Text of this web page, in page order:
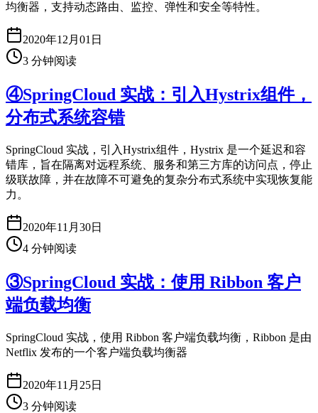
均衡器，支持动态路由、监控、弹性和安全等特性。
2020年12月01日
3 分钟阅读
④SpringCloud 实战：引入Hystrix组件，
分布式系统容错
SpringCloud 实战，引入Hystrix组件，Hystrix 是一个延迟和容
错库，旨在隔离对远程系统、服务和第三方库的访问点，停止
级联故障，并在故障不可避免的复杂分布式系统中实现恢复能
力。
2020年11月30日
4 分钟阅读
③SpringCloud 实战：使用 Ribbon 客户
端负载均衡
SpringCloud 实战，使用 Ribbon 客户端负载均衡，Ribbon 是由
Netflix 发布的一个客户端负载均衡器
2020年11月25日
3 分钟阅读